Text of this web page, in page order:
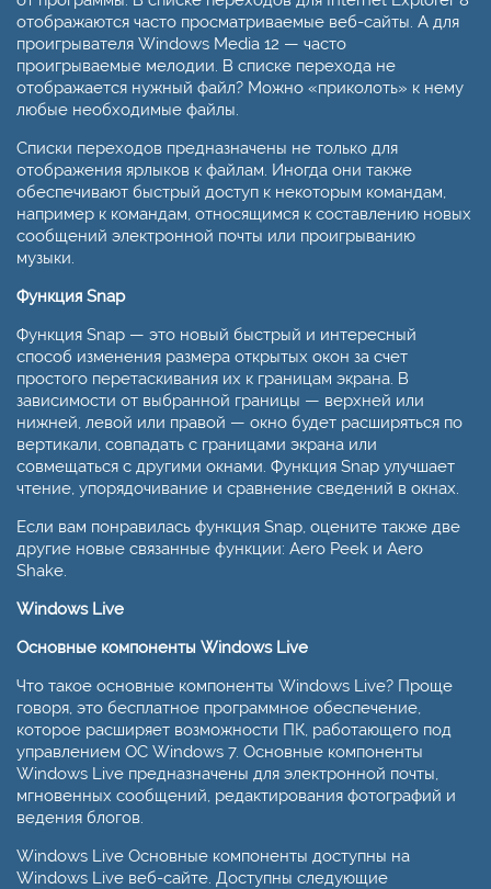
отображаются часто просматриваемые веб-сайты. А для
проигрывателя Windows Media 12 — часто
проигрываемые мелодии. В списке перехода не
отображается нужный файл? Можно «приколоть» к нему
любые необходимые файлы.
Списки переходов предназначены не только для
отображения ярлыков к файлам. Иногда они также
обеспечивают быстрый доступ к некоторым командам,
например к командам, относящимся к составлению новых
сообщений электронной почты или проигрыванию
музыки.
Функция Snap
Функция Snap — это новый быстрый и интересный
способ изменения размера открытых окон за счет
простого перетаскивания их к границам экрана. В
зависимости от выбранной границы — верхней или
нижней, левой или правой — окно будет расширяться по
вертикали, совпадать с границами экрана или
совмещаться с другими окнами. Функция Snap улучшает
чтение, упорядочивание и сравнение сведений в окнах.
Если вам понравилась функция Snap, оцените также две
другие новые связанные функции: Aero Peek и Aero
Shake.
Windows Live
Основные компоненты Windows Live
Что такое основные компоненты Windows Live? Проще
говоря, это бесплатное программное обеспечение,
которое расширяет возможности ПК, работающего под
управлением ОС Windows 7. Основные компоненты
Windows Live предназначены для электронной почты,
мгновенных сообщений, редактирования фотографий и
ведения блогов.
Windows Live Основные компоненты доступны на
Windows Live веб-сайте. Доступны следующие